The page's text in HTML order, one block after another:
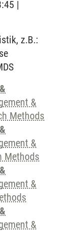
|
z.B.:
&
Methods
&
Methods
&
&